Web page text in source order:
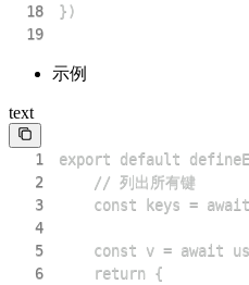
18
19
示例
text
1
2
3
4
5
6